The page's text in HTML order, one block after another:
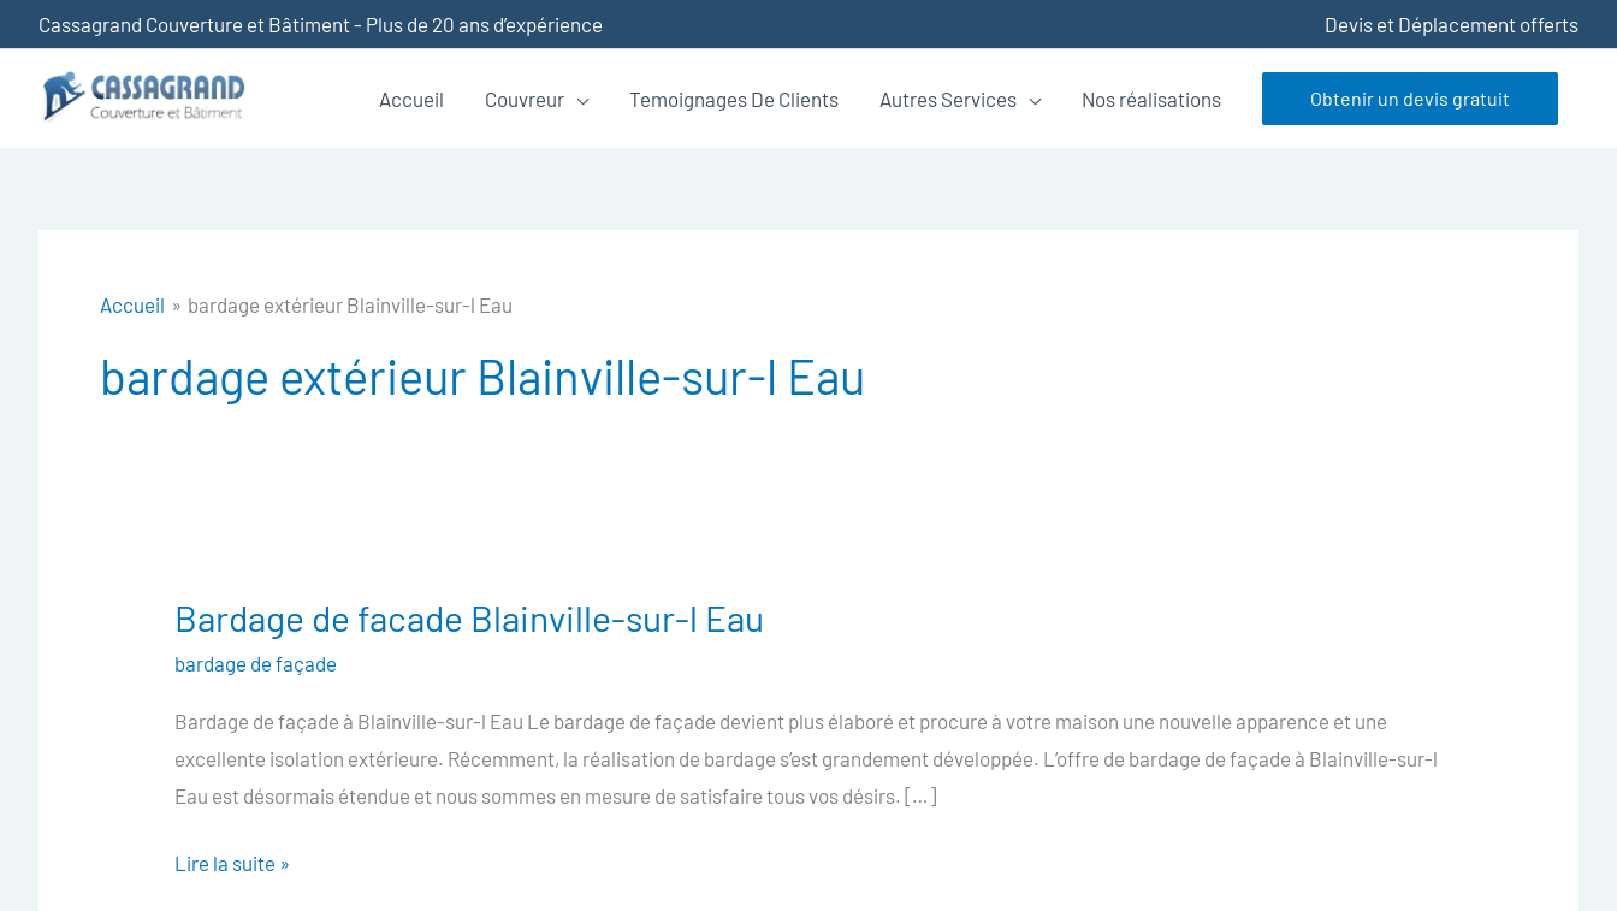
au
contenu
Cassagrand Couverture et Bâtiment - Plus de 20 ans d’expérience Devis et Déplacement offerts
Accueil Couvreur Temoignages De Clients Autres Services Nos réalisations Obtenir un devis gratuit
Accueil bardage extérieur Blainville-sur-l Eau
bardage extérieur Blainville-sur-l Eau
Bardage de facade Blainville-sur-l Eau
bardage de façade
Bardage de façade à Blainville-sur-l Eau Le bardage de façade devient plus élaboré et procure à votre maison une nouvelle apparence et une
excellente isolation extérieure. Récemment, la réalisation de bardage s’est grandement développée. L’offre de bardage de façade à Blainville-sur-l
Eau est désormais étendue et nous sommes en mesure de satisfaire tous vos désirs. […]
Bardage
Blainville-
sur-
l
Lire la suite »